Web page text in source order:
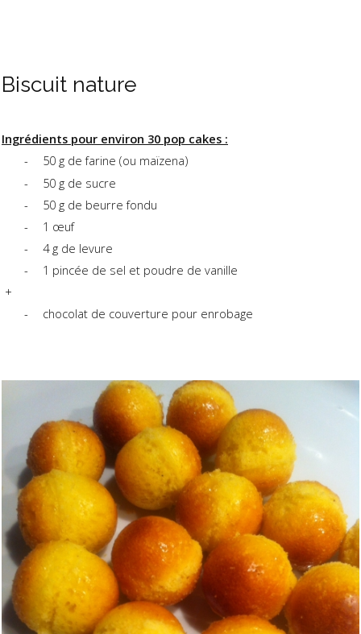
Biscuit nature
Ingrédients pour environ 30 pop cakes :
-
50 g de farine (ou maïzena)
-
50 g de sucre
-
50 g de beurre fondu
-
1 œuf
-
4 g de levure
-
1 pincée de sel et poudre de vanille
+
-
chocolat de couverture pour enrobage